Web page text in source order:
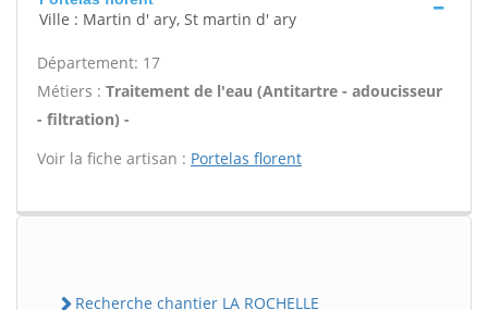
Ville : Martin d' ary, St martin d' ary
Département: 17
Métiers : Traitement de l'eau (Antitartre - adoucisseur
- filtration) -
Voir la fiche artisan : Portelas florent
Recherche chantier LA ROCHELLE